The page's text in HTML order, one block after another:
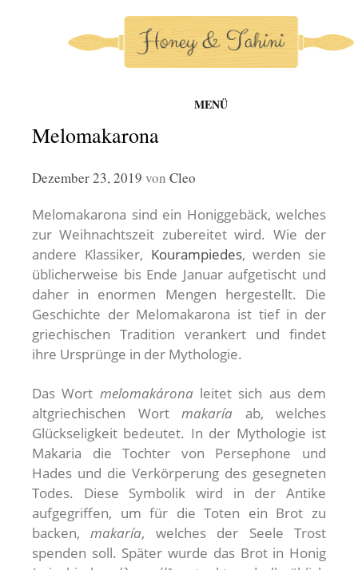
springen
MENÜ
honey-and-tahini
Melomakarona
Dezember 23, 2019 von Cleo
Melomakarona sind ein Honiggebäck, welches
zur Weihnachtszeit zubereitet wird. Wie der
andere Klassiker, Kourampiedes, werden sie
üblicherweise bis Ende Januar aufgetischt und
daher in enormen Mengen hergestellt. Die
Geschichte der Melomakarona ist tief in der
griechischen Tradition verankert und findet
ihre Ursprünge in der Mythologie.
Das Wort melomakáronaleitet sich aus dem
altgriechischen Wort makaría ab, welches
Glückseligkeit bedeutet. In der Mythologie ist
Makaria die Tochter von Persephone und
Hades und die Verkörperung des gesegneten
Todes. Diese Symbolik wird in der Antike
aufgegriffen, um für die Toten ein Brot zu
backen,makaría, welches der Seele Trost
spenden soll. Später wurde das Brot in Honig